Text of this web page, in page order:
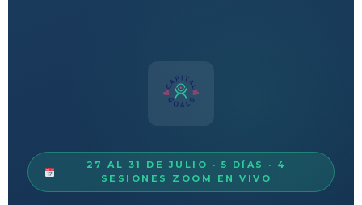
27 AL 31 DE JULIO · 5 DÍAS · 4
SESIONES ZOOM EN VIVO